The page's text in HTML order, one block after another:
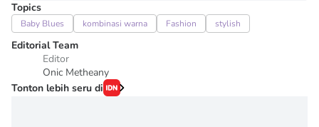
Topics
Baby Blues kombinasi warna Fashion stylish
Editorial Team
Editor
Onic Metheany
Tonton lebih seru di